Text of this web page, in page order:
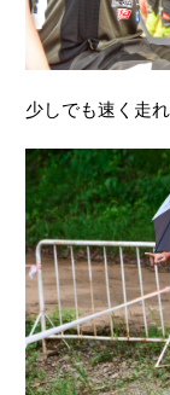
少しでも速く走